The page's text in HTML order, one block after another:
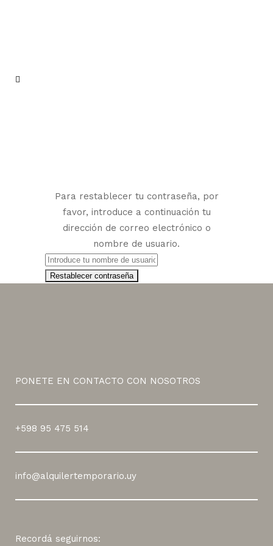
Para restablecer tu contraseña, por
favor, introduce a continuación tu
dirección de correo electrónico o
nombre de usuario.
PONETE EN CONTACTO CON NOSOTROS
+598 95 475 514
info@alquilertemporario.uy
Recordá seguirnos: